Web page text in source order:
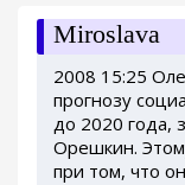
Miroslava
2008 15:25
прогнозу
до 2020 года,
Орешкин.
при том, что